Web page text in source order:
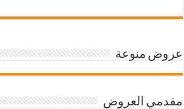
عروض منوعة
مقدمي العروض